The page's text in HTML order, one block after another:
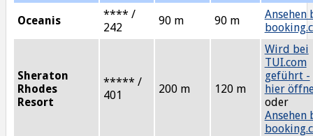
Oceanis
**** /
242
90 m 90 m
Ansehen
Sheraton
Rhodes
Resort
***** /
401
200 m 120 m
Wird bei
TUI.com
geführt -
hier
oder
Ansehen